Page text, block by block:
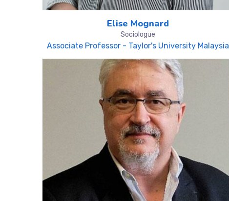
Elise Mognard
Sociologue
Associate Professor - Taylor's University Malaysia